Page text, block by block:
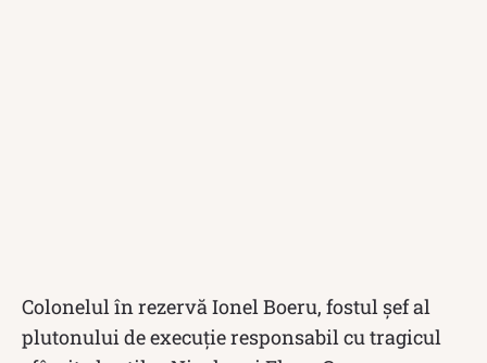
Colonelul în rezervă Ionel Boeru, fostul șef al
plutonului de execuție responsabil cu tragicul